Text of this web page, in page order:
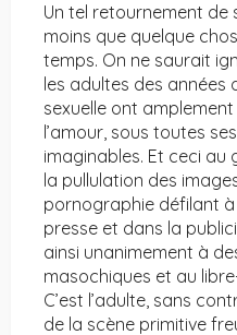
Un tel retournement
moins que quelque
temps. On ne saurait
les adultes des années
sexuelle ont
l’amour, sous toutes
imaginables. Et ceci au
la pullulation des
pornographie défilant à
presse et dans la
ainsi unanimement à
masochiques et au
C’est l’adulte, sans
de la scène primitive